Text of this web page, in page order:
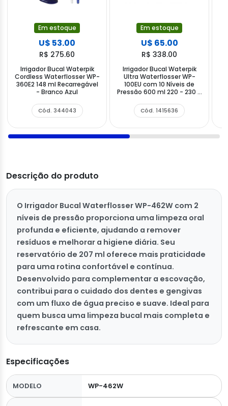
Em estoque
U$ 53.00
R$ 275.60
Irrigador Bucal Waterpik
Cordless Waterflosser WP-
360E2 148 ml Recarregável
- Branco Azul
Cód. 344043
Em estoque
U$ 65.00
R$ 338.00
Irrigador Bucal Waterpik
Ultra Waterflosser WP-
100EU com 10 Níveis de
Pressão 600 ml 220 - 230 V
Cód. 1415636
Descrição do produto
O Irrigador Bucal Waterflosser WP-462W com 2
níveis de pressão proporciona uma limpeza oral
profunda e eficiente, ajudando a remover
resíduos e melhorar a higiene diária. Seu
reservatório de 207 ml oferece mais praticidade
para uma rotina confortável e contínua.
Desenvolvido para complementar a escovação,
contribui para o cuidado dos dentes e gengivas
com um fluxo de água preciso e suave. Ideal para
quem busca uma limpeza bucal mais completa e
refrescante em casa.
Especificações
MODELO WP-462W